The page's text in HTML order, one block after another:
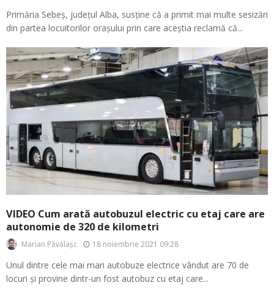
Primăria Sebeș, județul Alba, susține că a primit mai multe sesizări
din partea locuitorilor orașului prin care aceștia reclamă că...
VIDEO Cum arată autobuzul electric cu etaj care are
autonomie de 320 de kilometri
Marian Păvălașc 18 noiembrie 2021 09:28
Unul dintre cele mai mari autobuze electrice vândut are 70 de
locuri și provine dintr-un fost autobuz cu etaj care...